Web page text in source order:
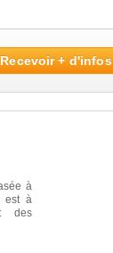
Recevoir + d'infos
à
est à
des